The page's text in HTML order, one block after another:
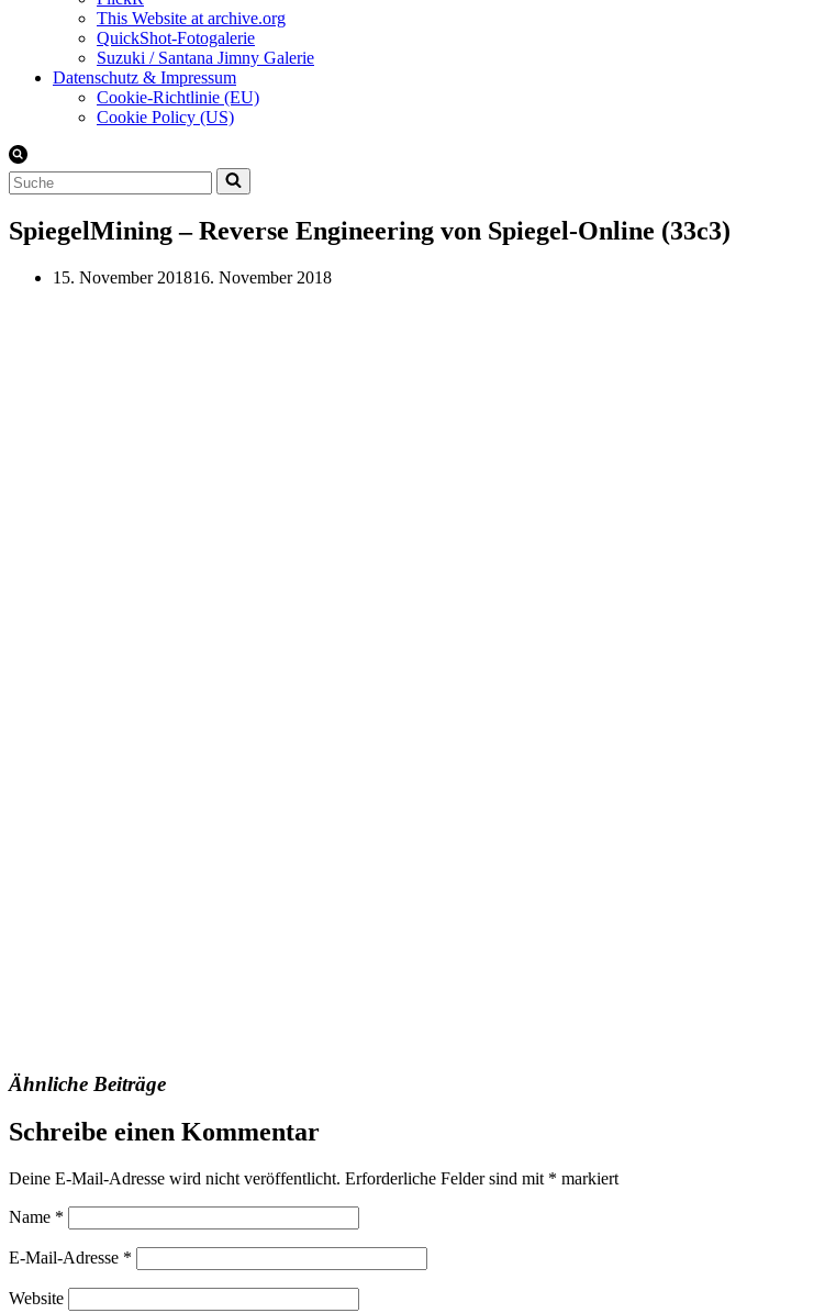
This Website at archive.org
QuickShot-Fotogalerie
Suzuki / Santana Jimny Galerie
Datenschutz & Impressum
Cookie-Richtlinie (EU)
Cookie Policy (US)
Suchen
nach …
SpiegelMining – Reverse Engineering von Spiegel-Online (33c3)
15. November 201816. November 2018
Ähnliche Beiträge
Schreibe einen Kommentar
Deine E-Mail-Adresse wird nicht veröffentlicht. Erforderliche Felder sind mit * markiert
Name *
E-Mail-Adresse *
Website